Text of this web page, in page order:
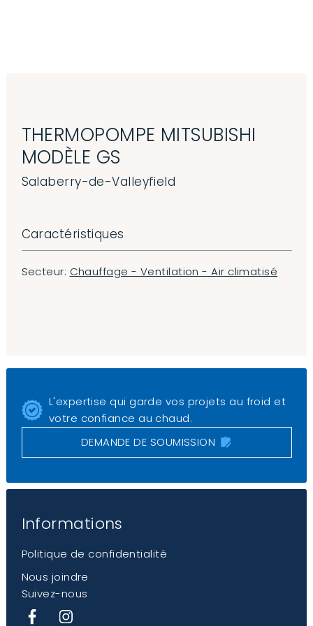
THERMOPOMPE MITSUBISHI
MODÈLE GS
Salaberry-de-Valleyfield
Caractéristiques
Secteur: Chauffage - Ventilation - Air climatisé
L'expertise qui garde vos projets au froid et
votre confiance au chaud.
DEMANDE DE SOUMISSION
Informations
Politique de confidentialité
Nous joindre
Suivez-nous